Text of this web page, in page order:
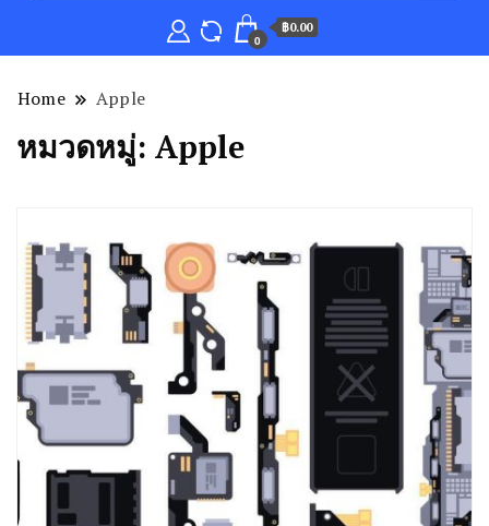
0
฿0.00
Home Apple
หมวดหมู่: Apple